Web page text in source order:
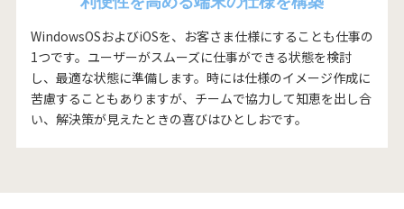
WindowsOSおよびiOSを、お客さま仕様にすることも仕事の
1つです。ユーザーがスムーズに仕事ができる状態を検討
し、最適な状態に準備します。時には仕様のイメージ作成に
苦慮することもありますが、チームで協力して知恵を出し合
い、解決策が見えたときの喜びはひとしおです。